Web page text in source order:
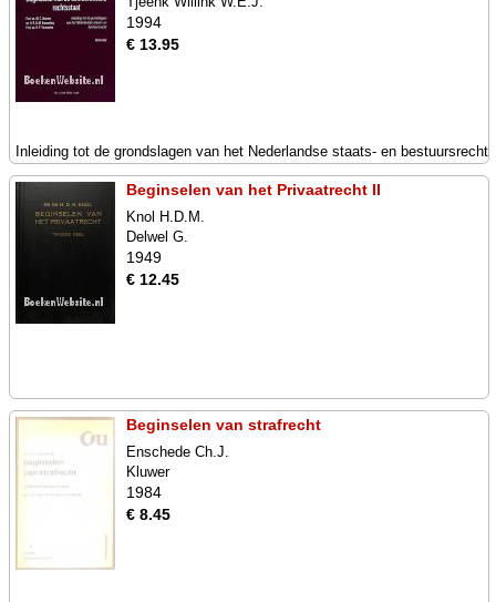
1994
€ 13.95
Inleiding tot de grondslagen van het Nederlandse staats- en bestuursrecht
Beginselen van het Privaatrecht II
Knol H.D.M.
Delwel G.
1949
€ 12.45
Beginselen van strafrecht
Enschede Ch.J.
Kluwer
1984
€ 8.45